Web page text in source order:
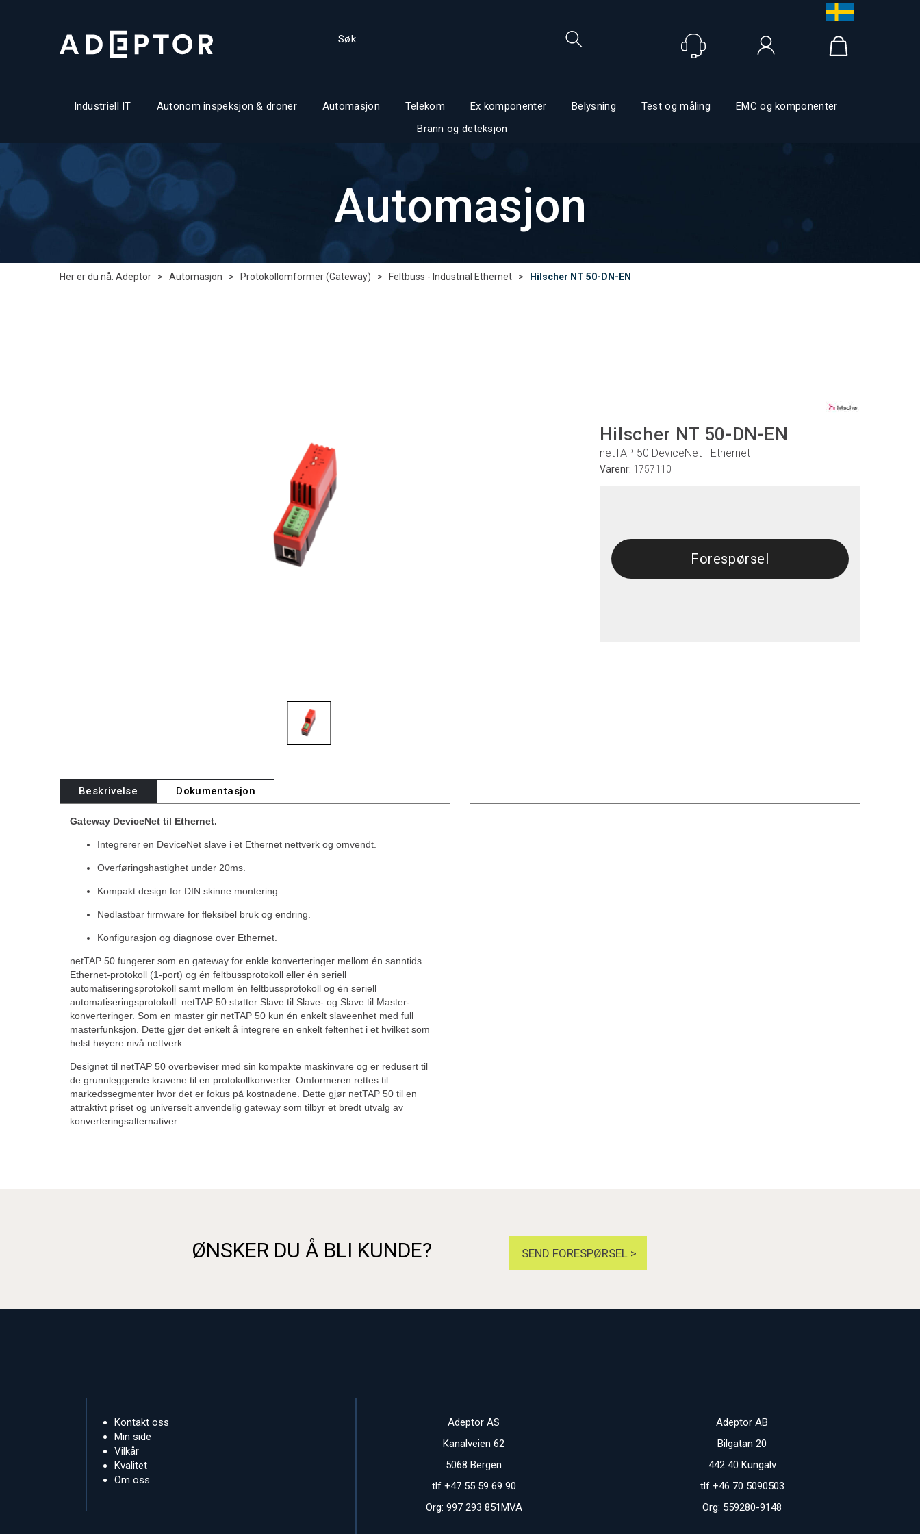
Industriell IT Autonom inspeksjon & droner Automasjon Telekom Ex komponenter Belysning Test og måling
EMC og komponenter
Brann og deteksjon
Automasjon
Her er du nå: Adeptor > Automasjon > Protokollomformer (Gateway) > Feltbuss - Industrial Ethernet > Hilscher NT 50-DN-EN
Hilscher NT 50-DN-EN
netTAP 50 DeviceNet - Ethernet
Varenr: 1757110
Forespørsel
Beskrivelse Dokumentasjon
Gateway DeviceNet til Ethernet.
Integrerer en DeviceNet slave i et Ethernet nettverk og omvendt.
Overføringshastighet under 20ms.
Kompakt design for DIN skinne montering.
Nedlastbar firmware for fleksibel bruk og endring.
Konfigurasjon og diagnose over Ethernet.
netTAP 50 fungerer som en gateway for enkle konverteringer mellom én sanntids
Ethernet-protokoll (1-port) og én feltbussprotokoll eller én seriell
automatiseringsprotokoll samt mellom én feltbussprotokoll og én seriell
automatiseringsprotokoll. netTAP 50 støtter Slave til Slave- og Slave til Master-
konverteringer. Som en master gir netTAP 50 kun én enkelt slaveenhet med full
masterfunksjon. Dette gjør det enkelt å integrere en enkelt feltenhet i et hvilket som
helst høyere nivå nettverk.
Designet til netTAP 50 overbeviser med sin kompakte maskinvare og er redusert til
de grunnleggende kravene til en protokollkonverter. Omformeren rettes til
markedssegmenter hvor det er fokus på kostnadene. Dette gjør netTAP 50 til en
attraktivt priset og universelt anvendelig gateway som tilbyr et bredt utvalg av
konverteringsalternativer.
ØNSKER DU Å BLI KUNDE? SEND FORESPØRSEL >
Kontakt oss
Min side
Vilkår
Kvalitet
Om oss
Adeptor AS
Kanalveien 62
5068 Bergen
tlf +47 55 59 69 90
Org: 997 293 851MVA
Adeptor AB
Bilgatan 20
442 40 Kungälv
tlf +46 70 5090503
Org: 559280-9148